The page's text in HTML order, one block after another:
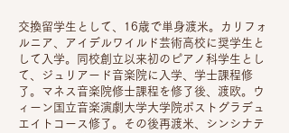
交換留学生として、16歳で単身渡米。カリフォ
ルニア、アイデルワイルド芸術高校に奨学生と
して入学。同校創立以来初のピアノ科学生とし
て、ジュリアード音楽院に入学、学士課程修
了。マネス音楽院修士課程を修了後、渡欧。ウ
ィーン国立音楽演劇大学大学院ポストグラデュ
エイトコース修了。その後再渡米、シンシナテ